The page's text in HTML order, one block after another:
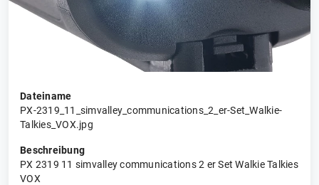
Dateiname
PX-2319_11_simvalley_communications_2_er-Set_Walkie-
Talkies_VOX.jpg
Beschreibung
PX 2319 11 simvalley communications 2 er Set Walkie Talkies
VOX